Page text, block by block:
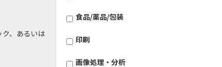
ク、あるいは
食品/薬品/包装
印刷
画像処理・分析